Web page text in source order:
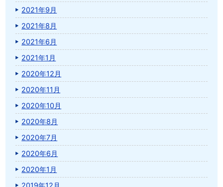
2021年9月
2021年8月
2021年6月
2021年1月
2020年12月
2020年11月
2020年10月
2020年8月
2020年7月
2020年6月
2020年1月
2019年12月